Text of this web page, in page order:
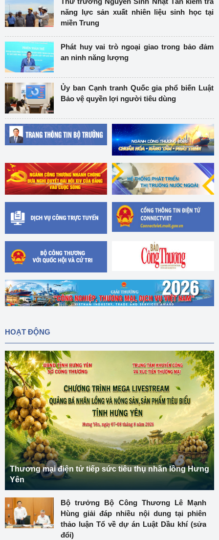
năng lực sản xuất nhiên liệu sinh học tại
miền Trung
Phát huy vai trò ngoại giao trong bảo đảm
an ninh năng lượng
Ủy ban Cạnh tranh Quốc gia phổ biến Luật
Bảo vệ quyền lợi người tiêu dùng
HOẠT ĐỘNG
Thương mại điện tử tiếp sức tiêu thụ nhãn lồng Hưng
Yên
Bộ trưởng Bộ Công Thương Lê Mạnh
Hùng giải đáp nhiều nội dung tại phiên
thảo luận Tổ về dự án Luật Dầu khí (sửa
đổi)